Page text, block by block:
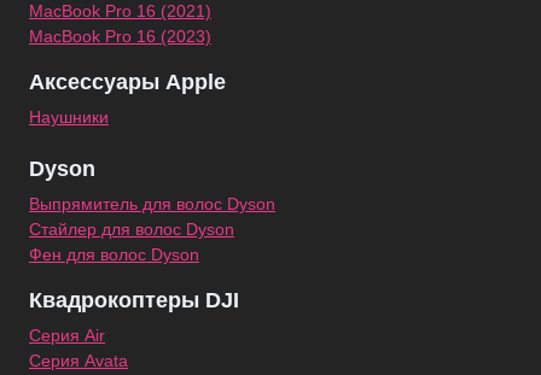
MacBook Pro 16 (2021)
MacBook Pro 16 (2023)
Аксессуары Apple
Наушники
Dyson
Выпрямитель для волос Dyson
Стайлер для волос Dyson
Фен для волос Dyson
Квадрокоптеры DJI
Серия Air
Серия Avata